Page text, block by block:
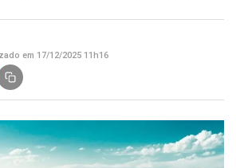
em 17/12/2025 11h16